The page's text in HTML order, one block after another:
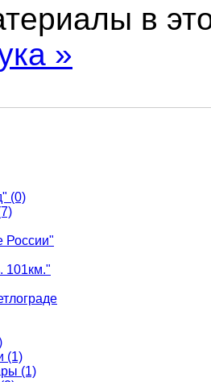
в
»
(0)
России"
101км."
(1)
(1)